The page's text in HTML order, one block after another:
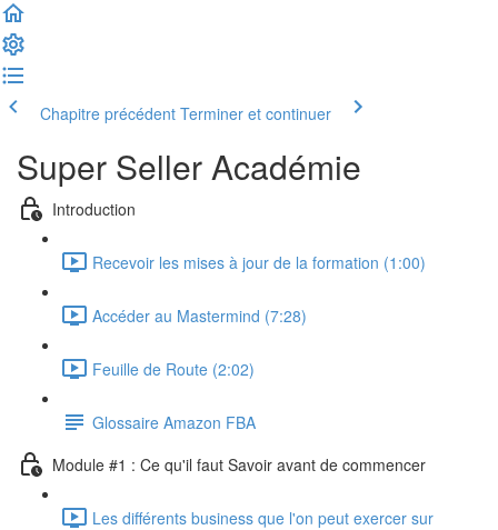
Chapitre précédent Terminer et continuer
Super Seller Académie
Introduction
Recevoir les mises à jour de la formation (1:00)
Accéder au Mastermind (7:28)
Feuille de Route (2:02)
Glossaire Amazon FBA
Module #1 : Ce qu'il faut Savoir avant de commencer
Les différents business que l'on peut exercer sur